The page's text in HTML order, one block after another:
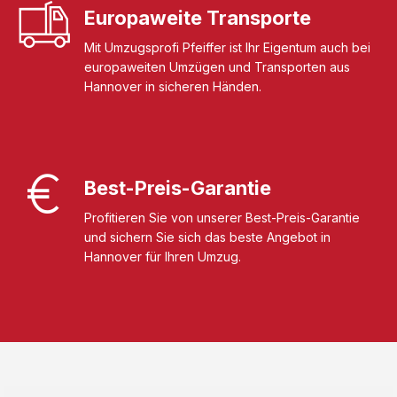
Europaweite Transporte
Mit Umzugsprofi Pfeiffer ist Ihr Eigentum auch bei
europaweiten Umzügen und Transporten aus
Hannover in sicheren Händen.
Best-Preis-Garantie
Profitieren Sie von unserer Best-Preis-Garantie
und sichern Sie sich das beste Angebot in
Hannover für Ihren Umzug.